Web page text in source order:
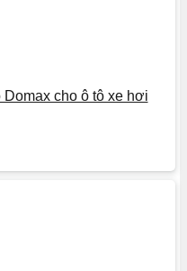
cho ô tô xe hơi